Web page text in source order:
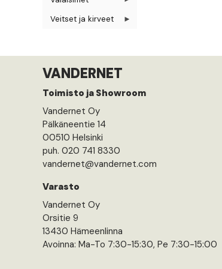
Veitset ja kirveet
VANDERNET
Toimisto ja Showroom
Vandernet Oy
Pälkäneentie 14
00510 Helsinki
puh. 020 741 8330
vandernet@vandernet.com
Varasto
Vandernet Oy
Orsitie 9
13430 Hämeenlinna
Avoinna: Ma-To 7:30-15:30, Pe 7:30-15:00